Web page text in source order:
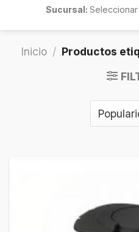
Sucursal:
Inicio / Productos